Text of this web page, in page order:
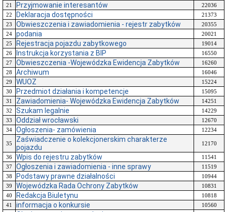
21
Przyjmowanie interesantów
22036
22
Deklaracja dostępności
21373
23
Obwieszczenia i zawiadomienia - rejestr zabytków
20355
24
podania
20021
25
Rejestracja pojazdu zabytkowego
19014
26
Instrukcja korzystania z BIP
16550
27
Obwieszczenia -Wojewódzka Ewidencja Zabytków
16260
28
Archiwum
16046
29
WUOZ
15224
30
Przedmiot działania i kompetencje
15095
31
Zawiadomienia- Wojewódzka Ewidencja Zabytków
14251
32
Szukam legalnie
14229
33
Oddział wrocławski
12670
34
Ogłoszenia- zamówienia 12234
35
Zaświadczenie o kolekcjonerskim charakterze
pojazdu
12170
36 Wpis do rejestru zabytków
11541
37
Ogłoszenia i zawiadomienia - inne sprawy
11519
38
Podstawy prawne działalności
10944
39
Wojewódzka Rada Ochrony Zabytków
10831
40
Redakcja Biuletynu
10818
41
informacja o konkursie
10560